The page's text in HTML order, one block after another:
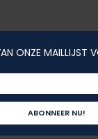
ONZE MAILLIJST